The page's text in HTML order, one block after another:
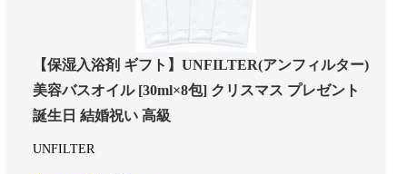
【保湿入浴剤 ギフト】UNFILTER(アンフィルター)
美容バスオイル [30ml×8包] クリスマス プレゼント
誕生日 結婚祝い 高級
UNFILTER